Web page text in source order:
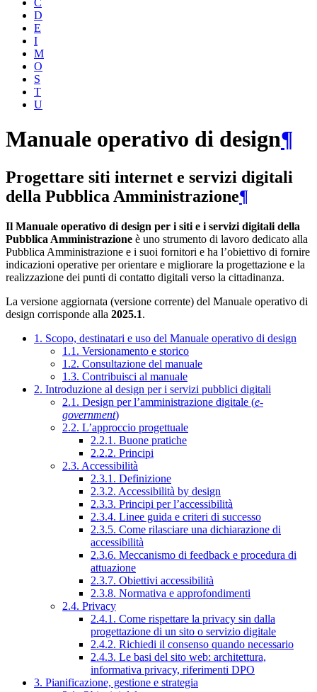
C
D
E
I
M
O
S
T
U
Manuale operativo di design¶
Progettare siti internet e servizi digitali
della Pubblica Amministrazione¶
Il Manuale operativo di design per i siti e i servizi digitali della
Pubblica Amministrazione è uno strumento di lavoro dedicato alla
Pubblica Amministrazione e i suoi fornitori e ha l’obiettivo di fornire
indicazioni operative per orientare e migliorare la progettazione e la
realizzazione dei punti di contatto digitali verso la cittadinanza.
La versione aggiornata (versione corrente) del Manuale operativo di
design corrisponde alla 2025.1.
1. Scopo, destinatari e uso del Manuale operativo di design
1.1. Versionamento e storico
1.2. Consultazione del manuale
1.3. Contribuisci al manuale
2. Introduzione al design per i servizi pubblici digitali
2.1. Design per l’amministrazione digitale (e-
government)
2.2. L’approccio progettuale
2.2.1. Buone pratiche
2.2.2. Principi
2.3. Accessibilità
2.3.1. Definizione
2.3.2. Accessibilità by design
2.3.3. Principi per l’accessibilità
2.3.4. Linee guida e criteri di successo
2.3.5. Come rilasciare una dichiarazione di
accessibilità
2.3.6. Meccanismo di feedback e procedura di
attuazione
2.3.7. Obiettivi accessibilità
2.3.8. Normativa e approfondimenti
2.4. Privacy
2.4.1. Come rispettare la privacy sin dalla
progettazione di un sito o servizio digitale
2.4.2. Richiedi il consenso quando necessario
2.4.3. Le basi del sito web: architettura,
informativa privacy, riferimenti DPO
3. Pianificazione, gestione e strategia